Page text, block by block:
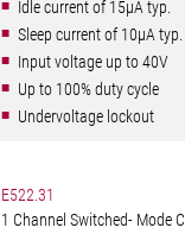
Idle current of 15µA typ.
Sleep current of 10µA typ.
Input voltage up to 40V
Up to 100% duty cycle
Undervoltage lockout
E522.31
1 Channel Switched- Mode